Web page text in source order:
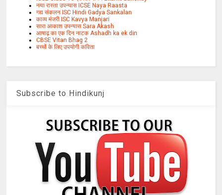
नया रास्ता उपन्यास ICSE Naya Raasta
गद्य संकलन ISC Hindi Gadya Sankalan
काव्य मंजरी ISC Kavya Manjari
सारा आकाश उपन्यास Sara Akash
आषाढ़ का एक दिन नाटक Ashadh ka ek din
CBSE Vitan Bhag 2
बच्चों के लिए उपयोगी कविता
Subscribe to Hindikunj